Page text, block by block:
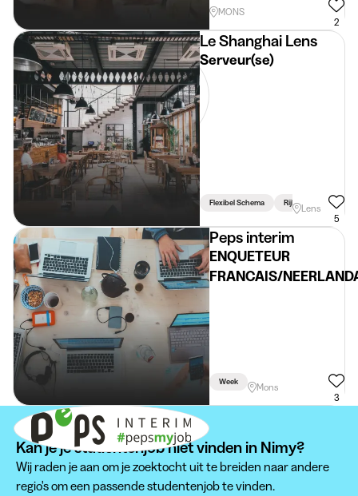
MONS
2
Le Shanghai Lens
Serveur(se)
Flexibel Schema Rijbewijs Vereist
Lens
5
Peps interim
ENQUETEUR
FRANCAIS/
Week
Mons
3
Kan je je studentenjob niet vinden in Nimy?
Wij raden je aan om je zoektocht uit te breiden naar andere
regio's om een passende studentenjob te vinden.